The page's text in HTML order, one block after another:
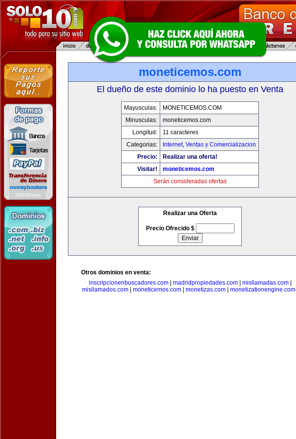
moneticemos.com
El dueño de este dominio lo ha puesto en Venta
Mayusculas:
MONETICEMOS.COM
Minusculas:
moneticemos.com
Longitud:
11 caracteres
Categorias:
Internet, Ventas y Comercializacion
Precio:
Realizar una oferta!
Visitar!
moneticemos.com
Serán consideradas ofertas
Realizar una Oferta
Precio Ofrecido $
Otros dominios en venta:
inscripcionenbuscadores.com| madridpropiedades.com| misllamadas.com|
misllamados.com| moneticemos.com| monetizas.com| monetizationengine.com|